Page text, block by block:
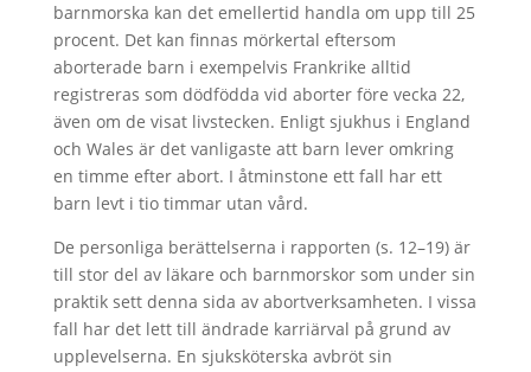
barnmorska kan det emellertid handla om upp till 25
procent. Det kan finnas mörkertal eftersom
aborterade barn i exempelvis Frankrike alltid
registreras som dödfödda vid aborter före vecka 22,
även om de visat livstecken. Enligt sjukhus i England
och Wales är det vanligaste att barn lever omkring
en timme efter abort. I åtminstone ett fall har ett
barn levt i tio timmar utan vård.
De personliga berättelserna i rapporten (s. 12–19) är
till stor del av läkare och barnmorskor som under sin
praktik sett denna sida av abortverksamheten. I vissa
fall har det lett till ändrade karriärval på grund av
upplevelserna. En sjuksköterska avbröt sin